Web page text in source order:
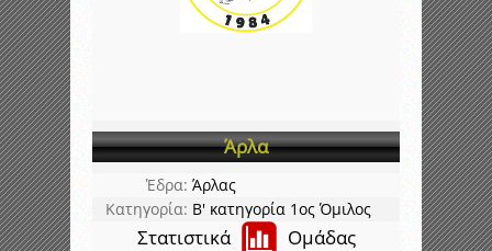
Άρλα
Έδρα: Άρλας
Κατηγορία: Β' κατηγορία 1ος Όμιλος
Στατιστικά Ομάδας